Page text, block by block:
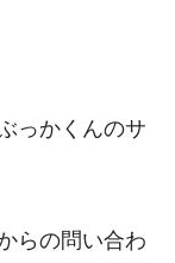
っかくんのサ
らの問い合わ